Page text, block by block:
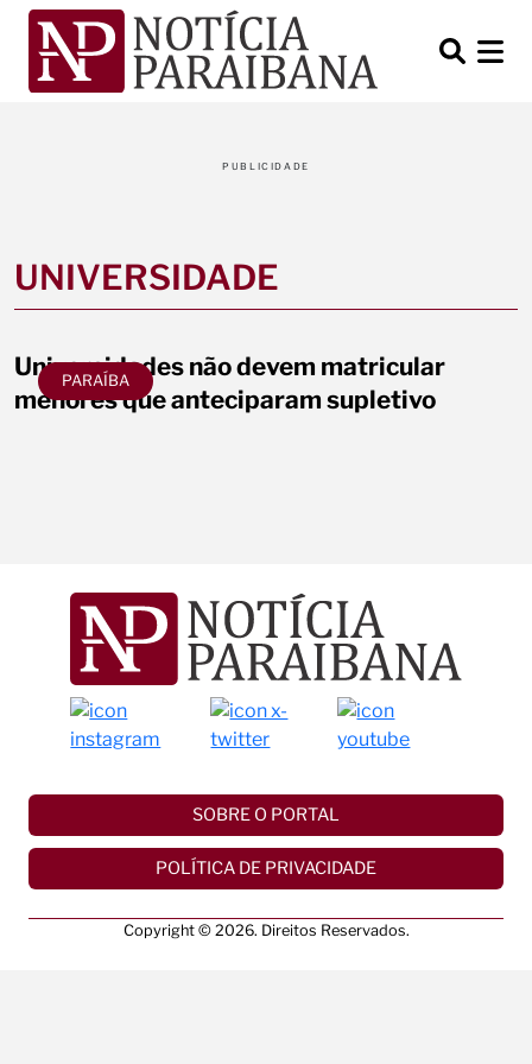
PUBLICIDADE
UNIVERSIDADE
PARAÍBA
Universidades não devem matricular
menores que anteciparam supletivo
SOBRE O PORTAL
POLÍTICA DE PRIVACIDADE
Copyright © 2026. Direitos Reservados.